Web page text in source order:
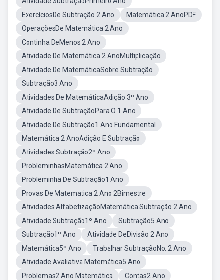
ExercíciosDe Subtração 2 Ano
Matemática 2 AnoPDF
OperaçõesDe Matemática 2 Ano
Continha DeMenos 2 Ano
Atividade De Matemática 2 AnoMultiplicação
Atividade De MatemáticaSobre Subtração
Subtração3 Ano
Atividades De MatemáticaAdição 3º Ano
Atividade De SubtraçãoPara O 1 Ano
Atividade De Subtração1 Ano Fundamental
Matemática 2 AnoAdição E Subtração
Atividades Subtração2º Ano
ProbleminhasMatemática 2 Ano
Probleminha De Subtração1 Ano
Provas De Matematica 2 Ano 2Bimestre
Atividades AlfabetizaçãoMatemática Subtração 2 Ano
Atividade Subtração1º Ano
Subtração5 Ano
Subtração1º Ano
Atividade DeDivisão 2 Ano
Matemática5º Ano
Trabalhar SubtraçãoNo. 2 Ano
Atividade Avaliativa Matemática5 Ano
Problemas2 Ano Matemática
Contas2 Ano